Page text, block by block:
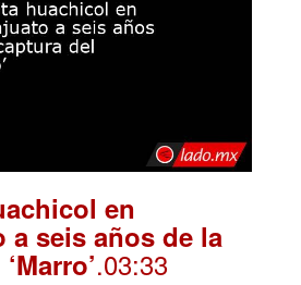
en
a seis años de la
.03:33